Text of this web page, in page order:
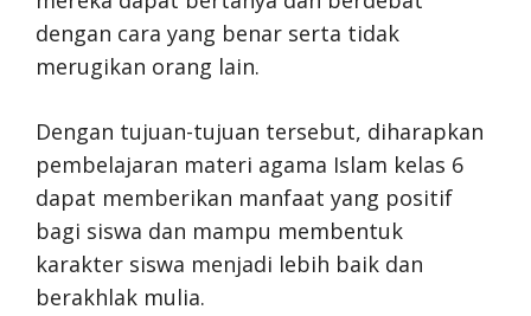
dengan cara yang benar serta tidak
merugikan orang lain.
Dengan tujuan-tujuan tersebut, diharapkan
pembelajaran materi agama Islam kelas 6
dapat memberikan manfaat yang positif
bagi siswa dan mampu membentuk
karakter siswa menjadi lebih baik dan
berakhlak mulia.